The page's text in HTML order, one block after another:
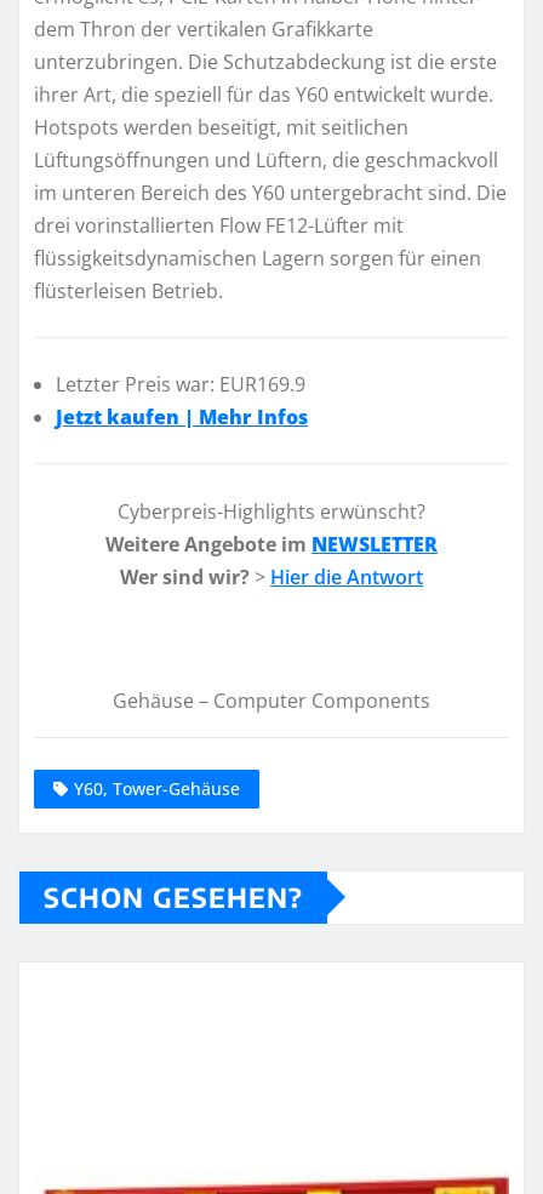
dem Thron der vertikalen Grafikkarte
unterzubringen. Die Schutzabdeckung ist die erste
ihrer Art, die speziell für das Y60 entwickelt wurde.
Hotspots werden beseitigt, mit seitlichen
Lüftungsöffnungen und Lüftern, die geschmackvoll
im unteren Bereich des Y60 untergebracht sind. Die
drei vorinstallierten Flow FE12-Lüfter mit
flüssigkeitsdynamischen Lagern sorgen für einen
flüsterleisen Betrieb.
Letzter Preis war: EUR169.9
Jetzt kaufen | Mehr Infos
Cyberpreis-Highlights erwünscht?
Weitere Angebote im NEWSLETTER
Wer sind wir? > Hier die Antwort
Gehäuse – Computer Components
Y60, Tower-Gehäuse
SCHON GESEHEN?